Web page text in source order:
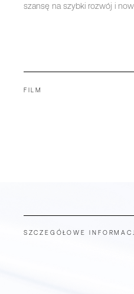
szansę na szybki rozwój i
FILM
SZCZEGÓŁOWE